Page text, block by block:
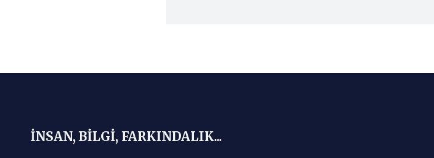
İNSAN, BİLGİ, FARKINDALIK...